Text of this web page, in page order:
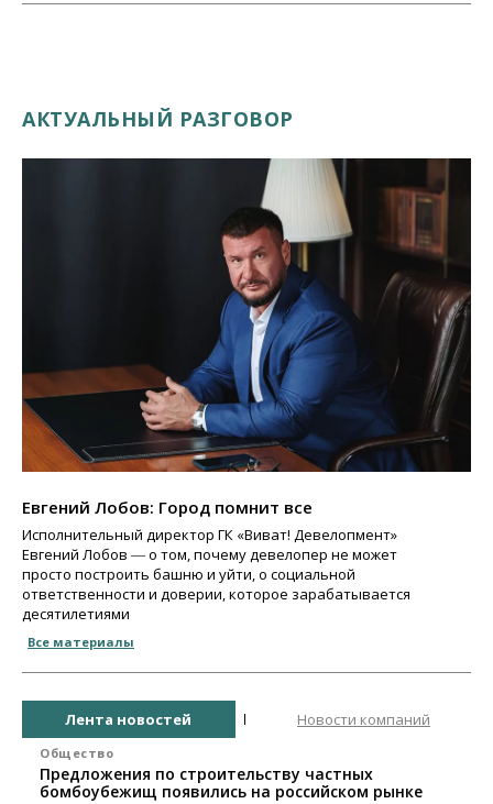
АКТУАЛЬНЫЙ РАЗГОВОР
Евгений Лобов: Город помнит все
Исполнительный директор ГК «Виват! Девелопмент»
Евгений Лобов ― о том, почему девелопер не может
просто построить башню и уйти, о социальной
ответственности и доверии, которое зарабатывается
десятилетиями
Все материалы
Лента новостей Новости компаний
Общество
Предложения по строительству частных
бомбоубежищ появились на российском рынке